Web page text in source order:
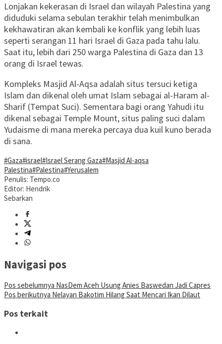
Lonjakan kekerasan di Israel dan wilayah Palestina yang
diduduki selama sebulan terakhir telah menimbulkan
kekhawatiran akan kembali ke konflik yang lebih luas
seperti serangan 11 hari Israel di Gaza pada tahu lalu.
Saat itu, lebih dari 250 warga Palestina di Gaza dan 13
orang di Israel tewas.
Kompleks Masjid Al-Aqsa adalah situs tersuci ketiga
Islam dan dikenal oleh umat Islam sebagai al-Haram al-
Sharif (Tempat Suci). Sementara bagi orang Yahudi itu
dikenal sebagai Temple Mount, situs paling suci dalam
Yudaisme di mana mereka percaya dua kuil kuno berada
di sana.
#Gaza#israel#Israel Serang Gaza#Masjid Al-aqsa
Palestina#Palestina#Yerusalem
Penulis: Tempo.co
Editor: Hendrik
Sebarkan
Navigasi pos
Pos sebelumnya NasDem Aceh Usung Anies Baswedan Jadi Capres
Pos berikutnya Nelayan Bakotim Hilang Saat Mencari Ikan Dilaut
Pos terkait